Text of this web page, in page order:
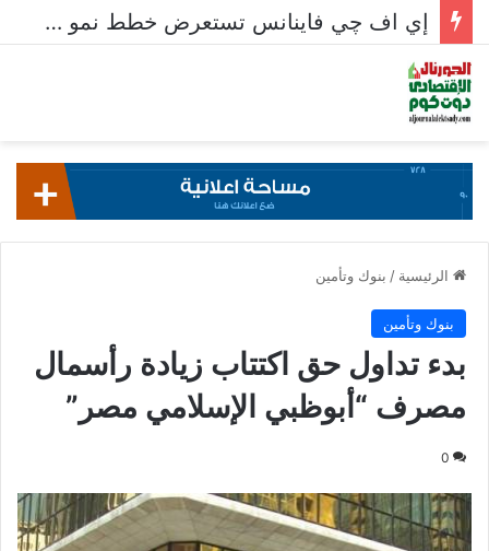
إي اف چي فاينانس تستعرض خطط نمو «بلد» لتعزيز حضورها في سوق تحويلات المصريين بالخارج
الرئيسية / بنوك وتأمين
بنوك وتأمين
بدء تداول حق اكتتاب زيادة رأسمال
مصرف “أبوظبي الإسلامي مصر”
0